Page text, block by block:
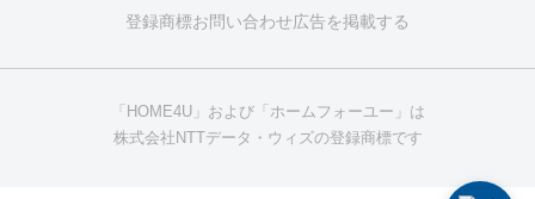
登録商標お問い合わせ広告を掲載する
「HOME4U」および「ホームフォーユー」は
株式会社NTTデータ・ウィズの登録商標です